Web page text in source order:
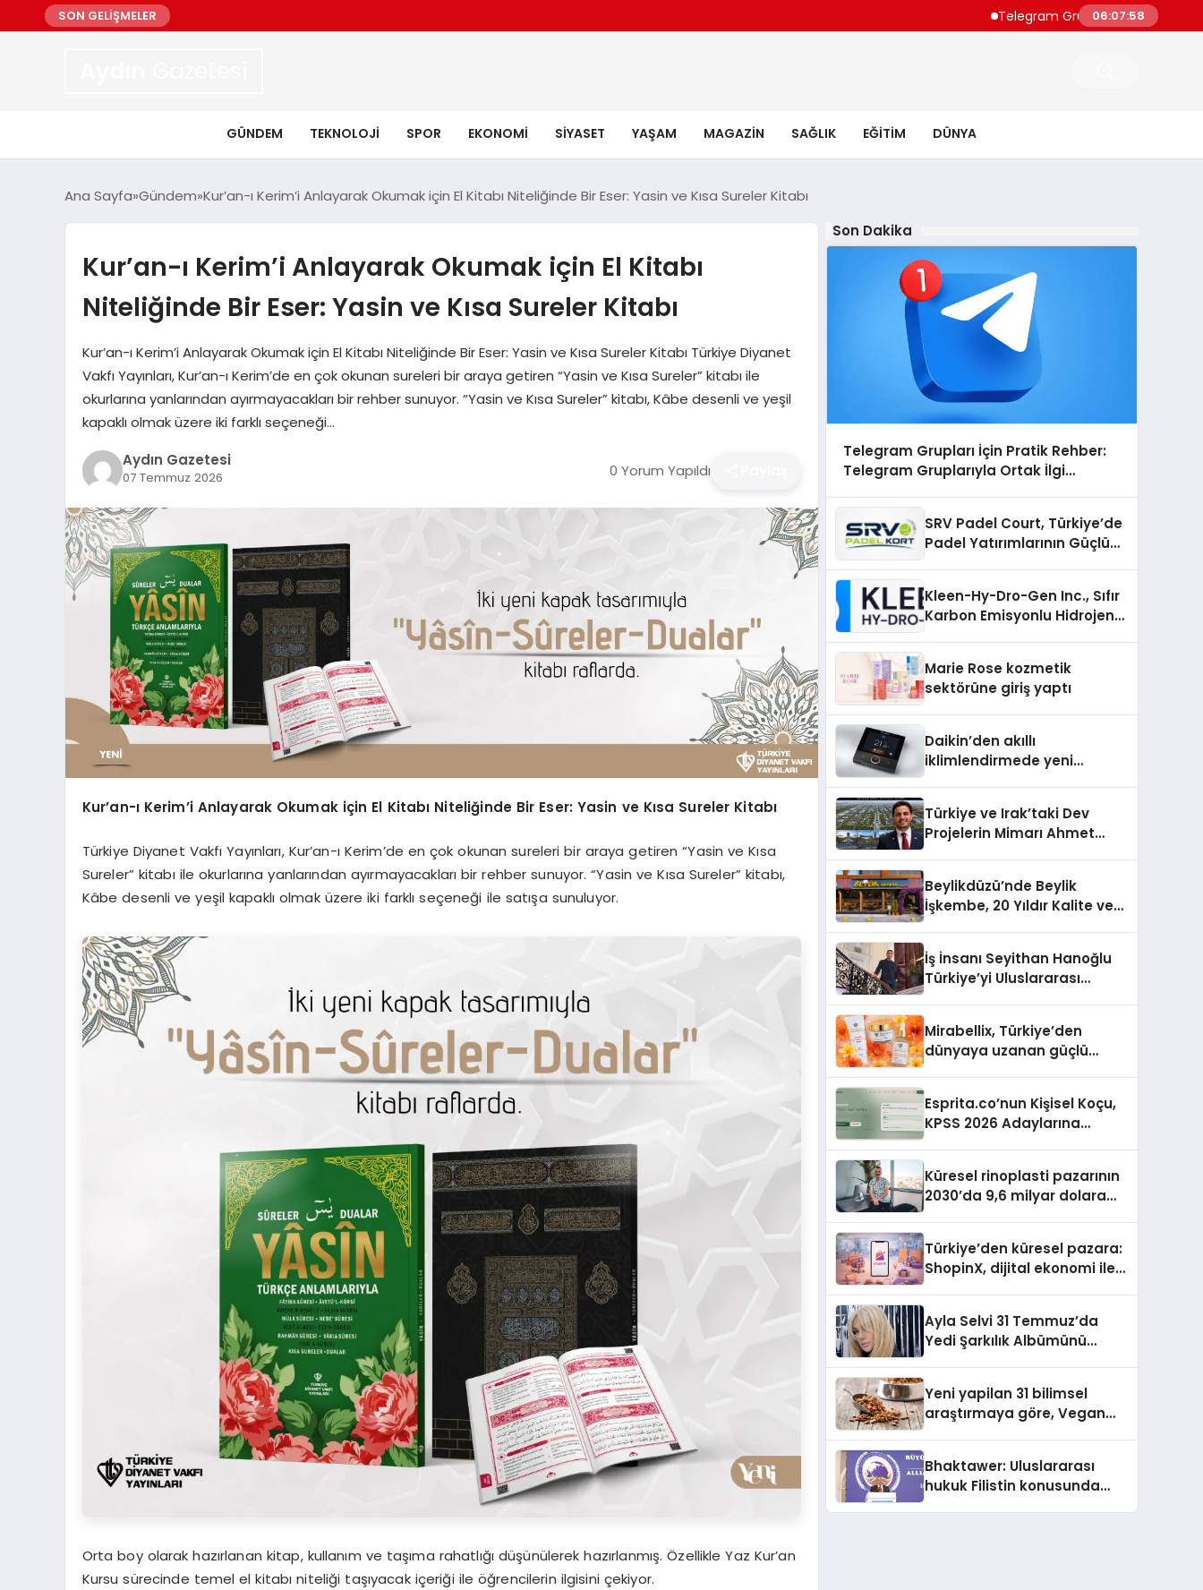
SON GELİŞMELER Telegram Grupları İçin Pratik Rehber:
06:07:59
GÜNDEM TEKNOLOJI SPOR EKONOMI SIYASET YAŞAM MAGAZIN SAĞLIK EĞITIM DÜNYA
Ana Sayfa Gündem Kur’an-ı Kerim’i Anlayarak Okumak için El Kitabı Niteliğinde Bir Eser: Yasin ve Kısa Sureler Kitabı
Kur’an-ı Kerim’i Anlayarak Okumak için El Kitabı
Niteliğinde Bir Eser: Yasin ve Kısa Sureler Kitabı
Kur’an-ı Kerim’i Anlayarak Okumak için El Kitabı Niteliğinde Bir Eser: Yasin ve Kısa Sureler Kitabı Türkiye Diyanet
Vakfı Yayınları, Kur’an-ı Kerim’de en çok okunan sureleri bir araya getiren “Yasin ve Kısa Sureler” kitabı ile
okurlarına yanlarından ayırmayacakları bir rehber sunuyor. “Yasin ve Kısa Sureler” kitabı, Kâbe desenli ve yeşil
kapaklı olmak üzere iki farklı seçeneği…
Aydın Gazetesi
07 Temmuz 2026 0 Yorum Yapıldı
Kur’an-ı Kerim’i Anlayarak Okumak için El Kitabı Niteliğinde Bir Eser: Yasin ve Kısa Sureler Kitabı
Türkiye Diyanet Vakfı Yayınları, Kur’an-ı Kerim’de en çok okunan sureleri bir araya getiren “Yasin ve Kısa
Sureler” kitabı ile okurlarına yanlarından ayırmayacakları bir rehber sunuyor. “Yasin ve Kısa Sureler” kitabı,
Kâbe desenli ve yeşil kapaklı olmak üzere iki farklı seçeneği ile satışa sunuluyor.
Orta boy olarak hazırlanan kitap, kullanım ve taşıma rahatlığı düşünülerek hazırlanmış. Özellikle Yaz Kur’an
Kursu sürecinde temel el kitabı niteliği taşıyacak içeriği ile öğrencilerin ilgisini çekiyor.
Son Dakika
Telegram Grupları İçin Pratik Rehber:
Telegram Gruplarıyla Ortak İlgi
SRV Padel Court, Türkiye’de
Padel Yatırımlarının Güçlü
Kleen-Hy-Dro-Gen Inc., Sıfır
Karbon Emisyonlu Hidrojen
Aldı
Marie Rose kozmetik
sektörüne giriş yaptı
Daikin’den akıllı
iklimlendirmede yeni
Türkiye ve Irak’taki Dev
Projelerin Mimarı Ahmet
Holding Industrial City”
Projesini Hayata Geçirecek
Beylikdüzü’nde Beylik
İşkembe, 20 Yıldır Kalite ve
İş İnsanı Seyithan Hanoğlu
Türkiye’yi Uluslararası
Mirabellix, Türkiye’den
dünyaya uzanan güçlü
Esprita.co’nun Kişisel Koçu,
KPSS 2026 Adaylarına
Küresel rinoplasti pazarının
2030’da 9,6 milyar dolara
Türkiye’den küresel pazara:
ShopinX, dijital ekonomi ile
Ayla Selvi 31 Temmuz’da
Yedi Şarkılık Albümünü
Yeni yapilan 31 bilimsel
araştırmaya göre, Vegan
Sindirildiğini Ortaya Koydu
Bhaktawer: Uluslararası
hukuk Filistin konusunda